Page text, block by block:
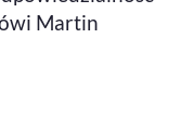
Martin
profil